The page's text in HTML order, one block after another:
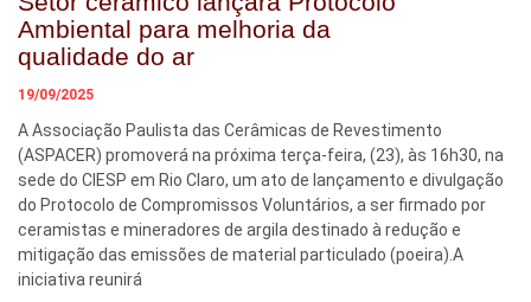
Ambiental para melhoria da
qualidade do ar
19/09/2025
A Associação Paulista das Cerâmicas de Revestimento
(ASPACER) promoverá na próxima terça-feira, (23), às 16h30, na
sede do CIESP em Rio Claro, um ato de lançamento e divulgação
do Protocolo de Compromissos Voluntários, a ser firmado por
ceramistas e mineradores de argila destinado à redução e
mitigação das emissões de material particulado (poeira).A
iniciativa reunirá